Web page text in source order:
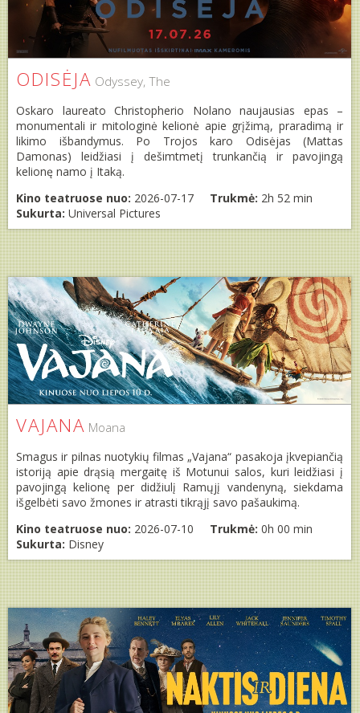
ODISĖJA Odyssey, The
Oskaro laureato Christopherio Nolano naujausias epas –
monumentali ir mitologinė kelionė apie grįžimą, praradimą ir
likimo išbandymus. Po Trojos karo Odisėjas (Mattas
Damonas) leidžiasi į dešimtmetį trunkančią ir pavojingą
kelionę namo į Itaką.
Kino teatruose nuo: 2026-07-17 Trukmė: 2h 52 min
Sukurta: Universal Pictures
VAJANA Moana
Smagus ir pilnas nuotykių filmas „Vajana“ pasakoja įkvepiančią
istoriją apie drąsią mergaitę iš Motunui salos, kuri leidžiasi į
pavojingą kelionę per didžiulį Ramųjį vandenyną, siekdama
išgelbėti savo žmones ir atrasti tikrąjį savo pašaukimą.
Kino teatruose nuo: 2026-07-10 Trukmė: 0h 00 min
Sukurta: Disney